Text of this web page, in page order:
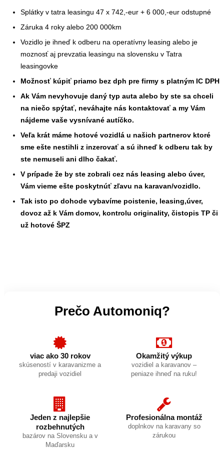
Splátky v tatra leasingu 47 x 742,-eur + 6 000,-eur odstupné
Záruka 4 roky alebo 200 000km
Vozidlo je ihneď k odberu na operatívny leasing alebo je
moznosť aj prevzatia leasingu na slovensku v Tatra
leasingovke
Možnosť kúpiť priamo bez dph pre firmy s platným IC DPH
Ak Vám nevyhovuje daný typ auta alebo by ste sa chceli
na niečo spýtať, neváhajte nás kontaktovať a my Vám
nájdeme vaše vysnívané autíčko.
Veľa krát máme hotové vozidlá u našich partnerov ktoré
sme ešte nestihli z inzerovať a sú ihneď k odberu tak by
ste nemuseli ani dlho čakať.
V prípade že by ste zobrali cez nás leasing alebo úver,
Vám vieme ešte poskytnúť zľavu na karavan/vozidlo.
Tak isto po dohode vybavíme poistenie, leasing,úver,
dovoz až k Vám domov, kontrolu originality, čistopis TP či
už hotové ŠPZ
Prečo Automoniq?
viac ako 30 rokov
skúseností v karavanizme a
predaji vozidiel
Okamžitý výkup
vozidiel a karavanov –
peniaze ihneď na ruku!
Jeden z najlepšie
rozbehnutých
bazárov na Slovensku a v
Maďarsku
Profesionálna montáž
doplnkov na karavany so
zárukou